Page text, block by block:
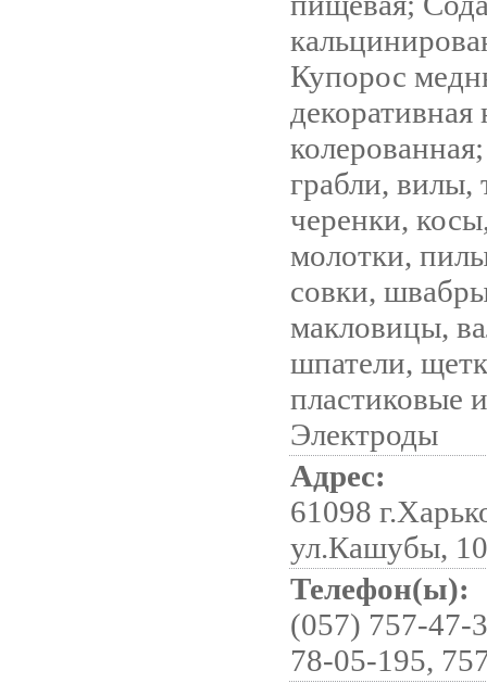
Купорос
декоративная
грабли, вилы,
черенки,
молотки,
совки,
макловицы,
шпатели,
Электроды
Адрес:
61098
ул.Кашубы,
Телефон(ы):
(057) 757-47-
78-05-195,